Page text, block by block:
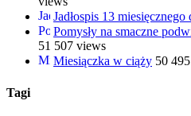
Jadłospis 13 miesięcznego
Pomysły na smaczne
51 507 views
Miesiączka w ciąży 50
Tagi